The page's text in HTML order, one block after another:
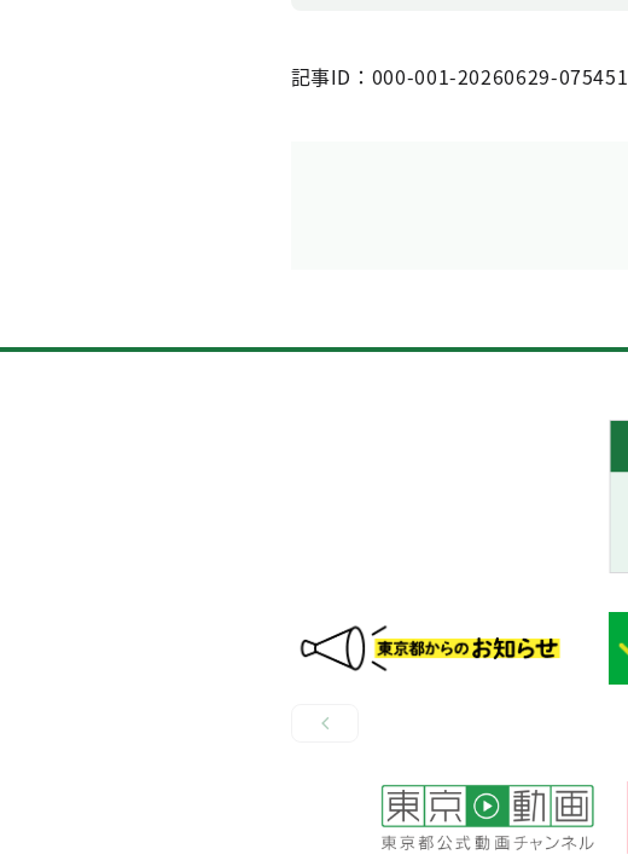
記事ID：000-001-20260629-075451